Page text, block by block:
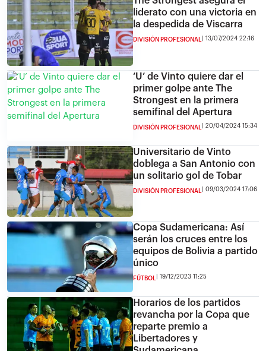
liderato con una victoria en
la despedida de Viscarra
DIVISIÓN PROFESIONAL 13/07/2024 22:16
‘U’ de Vinto quiere dar el
primer golpe ante The
Strongest en la primera
semifinal del Apertura
DIVISIÓN PROFESIONAL 20/04/2024 15:34
Universitario de Vinto
doblega a San Antonio con
un solitario gol de Tobar
DIVISIÓN PROFESIONAL 09/03/2024 17:06
Copa Sudamericana: Así
serán los cruces entre los
equipos de Bolivia a partido
único
FÚTBOL 19/12/2023 11:25
Horarios de los partidos
revancha por la Copa que
reparte premio a
Libertadores y